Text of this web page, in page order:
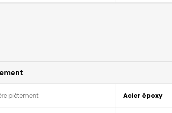
piétement Acier époxy